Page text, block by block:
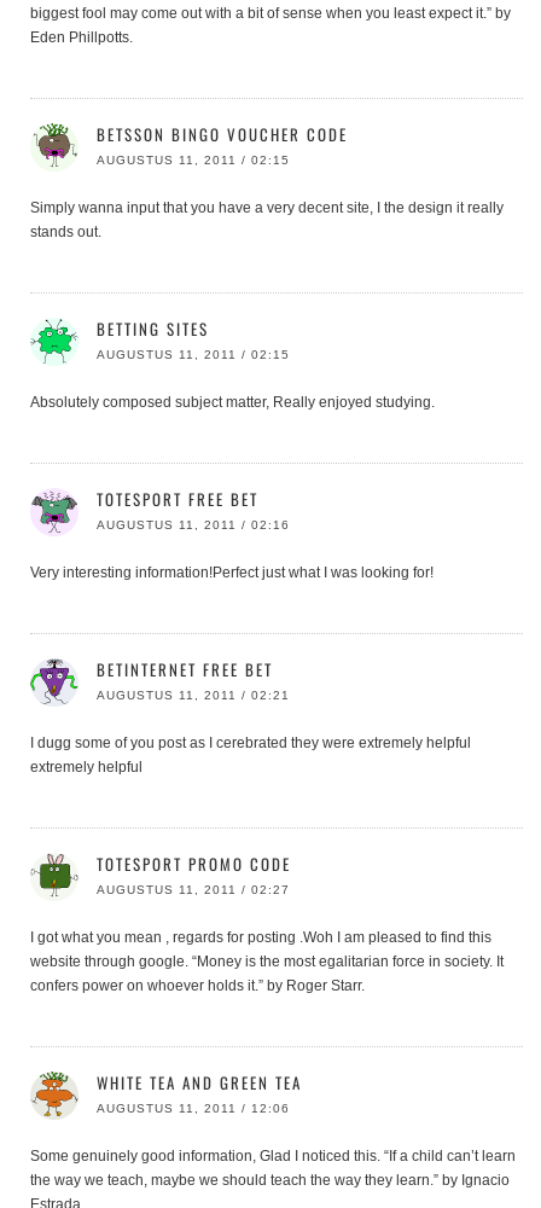
biggest fool may come out with a bit of sense when you least expect it.” by
Eden Phillpotts.
BETSSON BINGO VOUCHER CODE
AUGUSTUS 11, 2011 / 02:15
Simply wanna input that you have a very decent site, I the design it really
stands out.
BETTING SITES
AUGUSTUS 11, 2011 / 02:15
Absolutely composed subject matter, Really enjoyed studying.
TOTESPORT FREE BET
AUGUSTUS 11, 2011 / 02:16
Very interesting information!Perfect just what I was looking for!
BETINTERNET FREE BET
AUGUSTUS 11, 2011 / 02:21
I dugg some of you post as I cerebrated they were extremely helpful
extremely helpful
TOTESPORT PROMO CODE
AUGUSTUS 11, 2011 / 02:27
I got what you mean , regards for posting .Woh I am pleased to find this
website through google. “Money is the most egalitarian force in society. It
confers power on whoever holds it.” by Roger Starr.
WHITE TEA AND GREEN TEA
AUGUSTUS 11, 2011 / 12:06
Some genuinely good information, Glad I noticed this. “If a child can’t learn
the way we teach, maybe we should teach the way they learn.” by Ignacio